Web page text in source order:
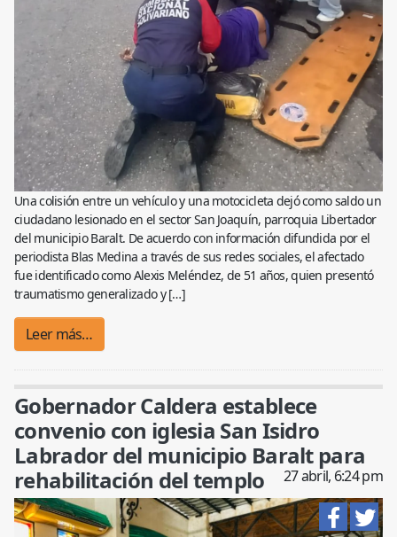
Una colisión entre un vehículo y una motocicleta dejó como saldo un
ciudadano lesionado en el sector San Joaquín, parroquia Libertador
del municipio Baralt. De acuerdo con información difundida por el
periodista Blas Medina a través de sus redes sociales, el afectado
fue identificado como Alexis Meléndez, de 51 años, quien presentó
traumatismo generalizado y […]
Leer más…
Gobernador Caldera establece
convenio con iglesia San Isidro
Labrador del municipio Baralt para
rehabilitación del templo
27 abril, 6:24 pm